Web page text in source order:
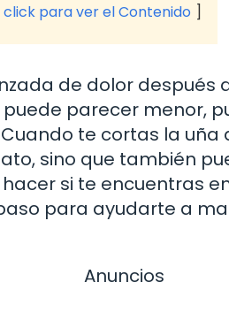
click para ver el Contenido
de dolor después
puede parecer menor,
te cortas la
sino que también
si te encuentras
para ayudarte a
Anuncios